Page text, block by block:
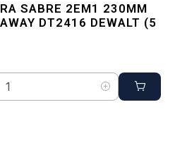
SABRE 2EM1 230MM
DT2416 DEWALT (5